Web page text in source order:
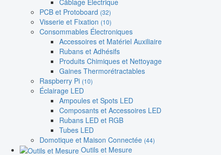
PCB et Protoboard (32)
Visserie et Fixation (10)
Consommables Électroniques
Accessoires et Matériel Auxiliaire
Rubans et Adhésifs
Produits Chimiques et Nettoyage
Gaines Thermorétractables
Raspberry Pi (10)
Éclairage LED
Ampoules et Spots LED
Composants et Accessoires LED
Rubans LED et RGB
Tubes LED
Domotique et Maison Connectée (44)
Outils et Mesure